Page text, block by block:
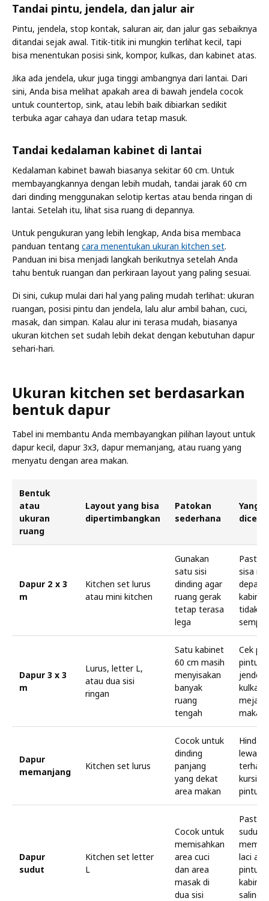
Tandai pintu, jendela, dan jalur air
Pintu, jendela, stop kontak, saluran air, dan jalur gas sebaiknya
ditandai sejak awal. Titik-titik ini mungkin terlihat kecil, tapi
bisa menentukan posisi sink, kompor, kulkas, dan kabinet atas.
Jika ada jendela, ukur juga tinggi ambangnya dari lantai. Dari
sini, Anda bisa melihat apakah area di bawah jendela cocok
untuk countertop, sink, atau lebih baik dibiarkan sedikit
terbuka agar cahaya dan udara tetap masuk.
Tandai kedalaman kabinet di lantai
Kedalaman kabinet bawah biasanya sekitar 60 cm. Untuk
membayangkannya dengan lebih mudah, tandai jarak 60 cm
dari dinding menggunakan selotip kertas atau benda ringan di
lantai. Setelah itu, lihat sisa ruang di depannya.
Untuk pengukuran yang lebih lengkap, Anda bisa membaca
panduan tentang cara menentukan ukuran kitchen set.
Panduan ini bisa menjadi langkah berikutnya setelah Anda
tahu bentuk ruangan dan perkiraan layout yang paling sesuai.
Di sini, cukup mulai dari hal yang paling mudah terlihat: ukuran
ruangan, posisi pintu dan jendela, lalu alur ambil bahan, cuci,
masak, dan simpan. Kalau alur ini terasa mudah, biasanya
ukuran kitchen set sudah lebih dekat dengan kebutuhan dapur
sehari-hari.
Ukuran kitchen set berdasarkan
bentuk dapur
Tabel ini membantu Anda membayangkan pilihan layout untuk
dapur kecil, dapur 3x3, dapur memanjang, atau ruang yang
menyatu dengan area makan.
Bentuk
atau
ukuran
ruang
Layout yang bisa
dipertimbangkan
Patokan
sederhana
Yang
dicek
Dapur 2 x 3
m
Kitchen set lurus
atau mini kitchen
Gunakan
satu sisi
dinding agar
ruang gerak
tetap terasa
lega
sisa
depan
kabinet
tidak
sempit
Dapur 3 x 3
m
Lurus, letter L,
atau dua sisi
ringan
Satu kabinet
60 cm masih
menyisakan
banyak
ruang
tengah
Cek
pintu,
jendela,
kulkas,
meja
makan
Dapur
memanjang
Kitchen set lurus
Cocok untuk
dinding
panjang
yang dekat
area makan
Hindari
lewat
kursi
pintu
Dapur
sudut
Kitchen set letter
L
Cocok untuk
memisahkan
area cuci
dan area
masak di
dua sisi
sudut
laci
pintu
kabinet
saling